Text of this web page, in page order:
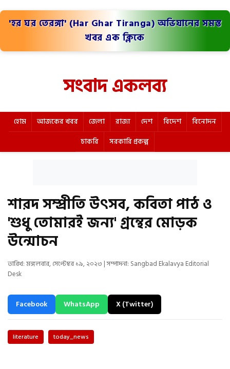
'হর ঘর তেরঙ্গা' (Har Ghar Tiranga) অভিযানের সমস্ত
খবর এক ক্লিকে
সংবাদ একলব্য
হোম আজকের খবর জেলা রাজ্য দেশ বিদেশ
বিনোদন
চাকরি
সরকারি প্রকল্প
শারদ সম্প্রীতি উৎসব, কবিতা পাঠ ও
'শুধু তোমারই জন্য' গ্রন্থের মোড়ক
উন্মোচন
তারিখ: মঙ্গলবার, সেপ্টেম্বর ১৯, ২০২৩ | সম্পাদনা: Sangbad Ekalavya Editorial
Desk
Facebook WhatsApp X (Twitter)
literature today_news